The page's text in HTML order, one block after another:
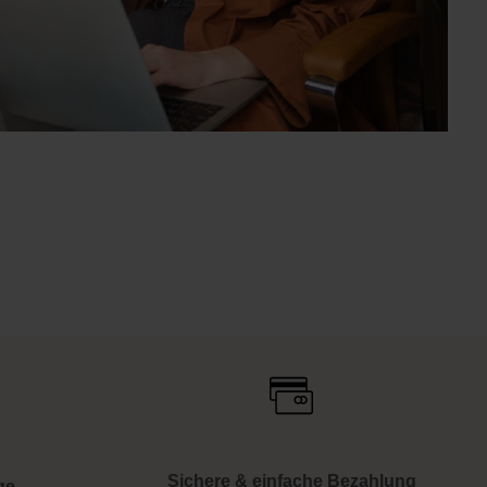
Sichere & einfache Bezahlung